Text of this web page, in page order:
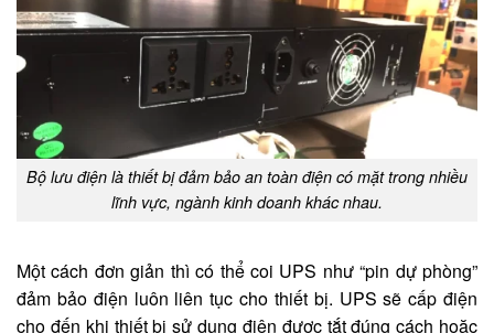
Bộ lưu điện là thiết bị đảm bảo an toàn điện có mặt trong nhiều
lĩnh vực, ngành kinh doanh khác nhau.
Một cách đơn giản thì có thể coi UPS như “pin dự phòng”
đảm bảo điện luôn liên tục cho thiết bị. UPS sẽ cấp điện
cho đến khi thiết bị sử dụng điện được tắt đúng cách hoặc